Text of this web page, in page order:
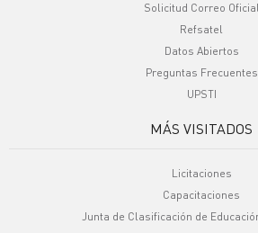
Solicitud Correo Oficial
Refsatel
Datos Abiertos
Preguntas Frecuentes
UPSTI
MÁS VISITADOS
Licitaciones
Capacitaciones
Junta de Clasificación de